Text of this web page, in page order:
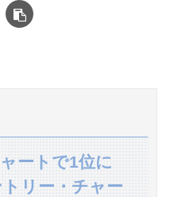
のLINEと電話がヤバい
ートで1位に
リー・チャー